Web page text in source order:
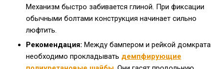
Механизм быстро забивается глиной. При фиксации
обычными болтами конструкция начинает сильно
люфтить.
Рекомендация: Между бампером и рейкой домкрата
необходимо прокладывать демпфирующие